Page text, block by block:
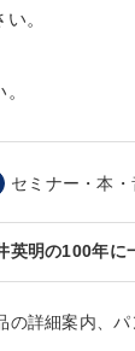
。
セミナー・本
英明の100年に
の詳細案内、パ